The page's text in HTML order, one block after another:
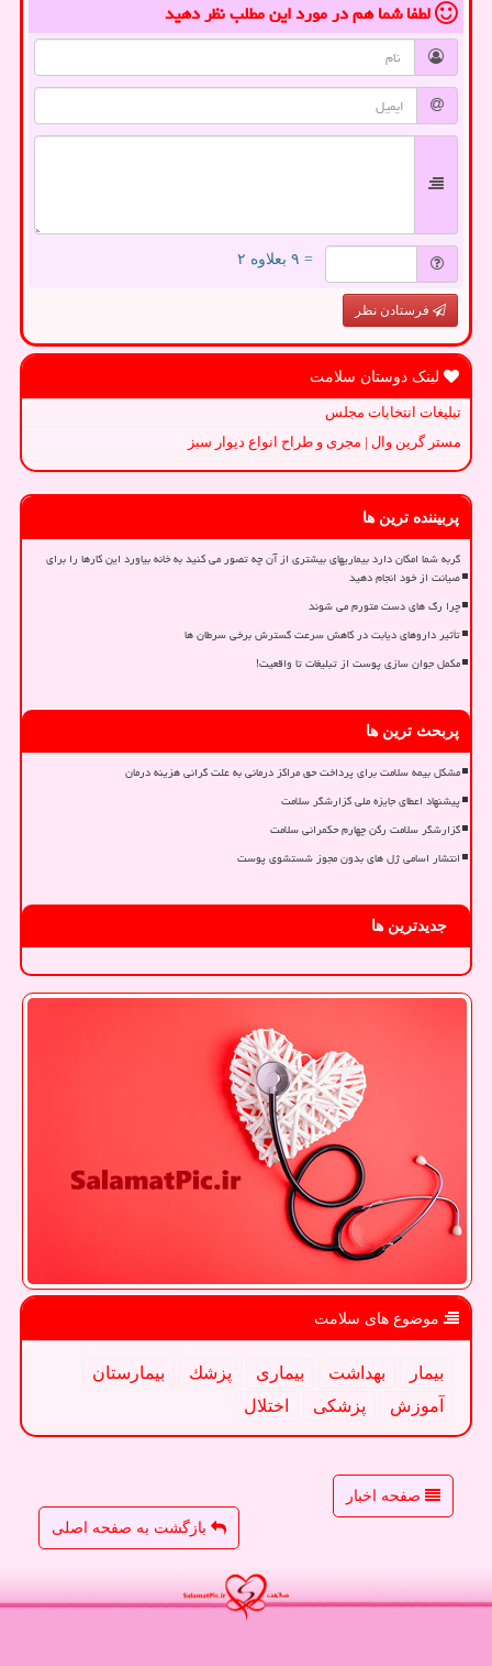
لطفا شما همدر مورد این مطلبنظر دهید
= ۹ بعلاوه ۲
فرستادن نظر
لینک دوستان سلامت
تبلیغات انتخابات مجلس
مستر گرین وال | مجری و طراح انواع دیوار سبز
پربیننده ترین ها
گربه شما امکان دارد بیماریهای بیشتری از آن چه تصور می کنید به خانه بیاورد این کارها را برای
صیانت از خود انجام دهید
چرا رگ های دست متورم می شوند
تأثیر داروهای دیابت در کاهش سرعت گسترش برخی سرطان ها
مکمل جوان سازی پوست از تبلیغات تا واقعیت!
پربحث ترین ها
مشکل بیمه سلامت برای پرداخت حق مراکز درمانی به علت گرانی هزینه درمان
پیشنهاد اعطای جایزه ملی گزارشگر سلامت
گزارشگر سلامت رکن چهارم حکمرانی سلامت
انتشار اسامی ژل های بدون مجوز شستشوی پوست
جدیدترین ها
موضوع های سلامت
بیمار بهداشت بیماری پزشك
بیمارستان
آموزش
پزشكی اختلال
صفحه اخبار
بازگشت به صفحه اصلی